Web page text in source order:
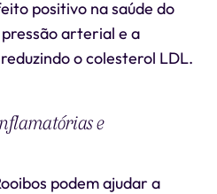
positivo na saúde do
arterial e a
o colesterol LDL.
e
podem ajudar a